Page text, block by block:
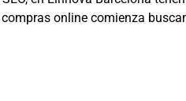
online comienza